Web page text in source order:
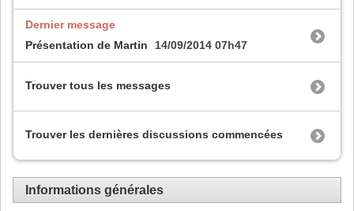
Dernier message
Présentation de Martin
14/09/2014 07h47
Trouver tous les messages
Trouver les dernières discussions commencées
Informations générales